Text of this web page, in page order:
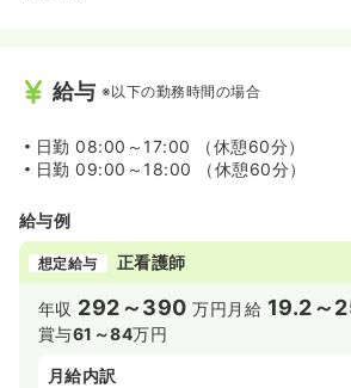
もあり、日々の勤務準備もスムーズに行
給与 ※以下の勤務時間の場合
日勤 08:00～17:00 （休憩60分）
日勤 09:00～18:00 （休憩60分）
給与例
想定給与 正看護師
年収 292～390 万円 月給 19.2～
賞与61～84万円
月給内訳